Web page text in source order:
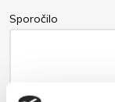
Sporočilo